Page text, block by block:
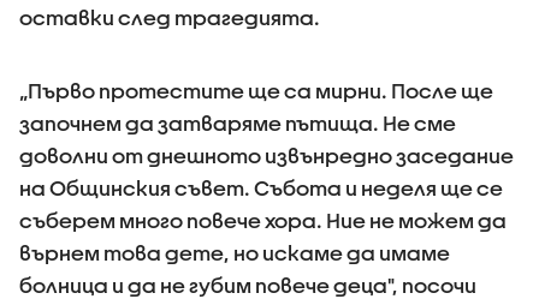
оставки след трагедията.
„Първо протестите ще са мирни. После ще
започнем да затваряме пътища. Не сме
доволни от днешното извънредно заседание
на Общинския съвет. Събота и неделя ще се
съберем много повече хора. Ние не можем да
върнем това дете, но искаме да имаме
болница и да не губим повече деца", посочи